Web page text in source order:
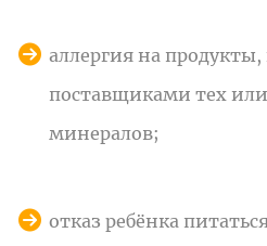
аллергия на
поставщиками тех
минералов;
отказ ребёнка